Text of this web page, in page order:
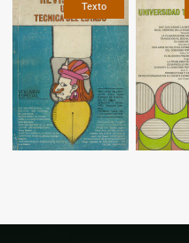
Texto